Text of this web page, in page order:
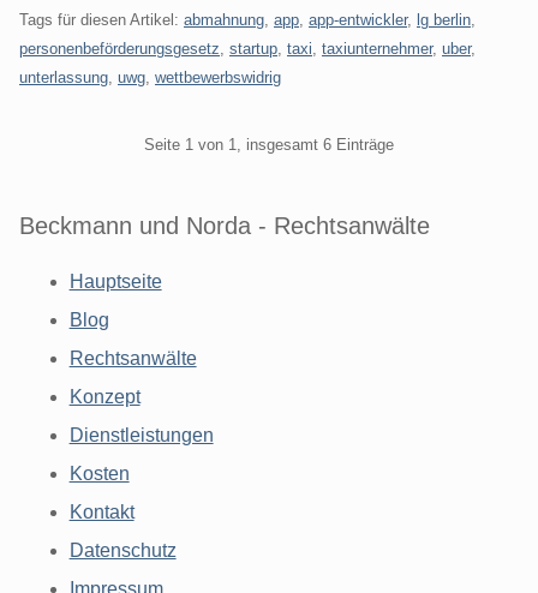
Tags für diesen Artikel: abmahnung app app-entwickler, lg berlin
personenbeförderungsgesetz startup taxi taxiunternehmer, uber,
unterlassung uwg wettbewerbswidrig
Seite 1 von 1, insgesamt 6 Einträge
Beckmann und Norda - Rechtsanwälte
Hauptseite
Blog
Rechtsanwälte
Konzept
Dienstleistungen
Kosten
Kontakt
Datenschutz
Impressum